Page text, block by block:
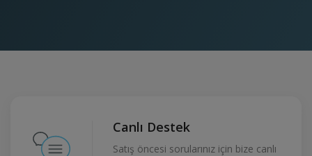
Canlı Destek
Satış öncesi sorularınız için bize canlı